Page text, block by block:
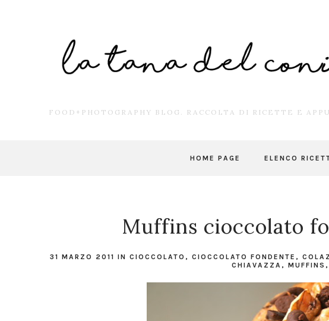
FOOD+PHOTOGRAPHY BLOG. RACCOLTA DI RICETTE E
HOME PAGE ELENCO
Muffins cioccolato
31 MARZO 2011 IN CIOCCOLATO , CIOCCOLATO FONDENTE ,
CHIAVAZZA , MUFFINS ,